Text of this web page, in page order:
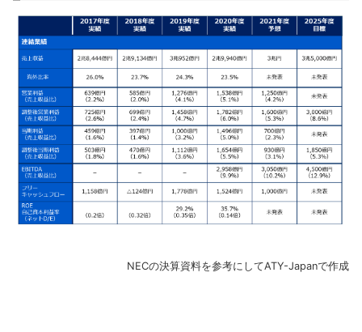
NECの決算資料を参考にしてATY-Japanで作成